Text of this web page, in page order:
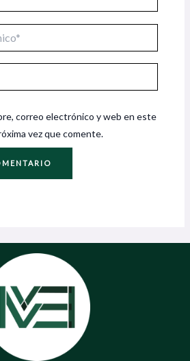
correo electrónico y web en este
vez que comente.